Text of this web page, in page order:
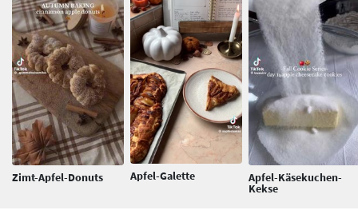
Zimt-Apfel-Donuts Apfel-Galette Apfel-Käsekuchen-
Kekse